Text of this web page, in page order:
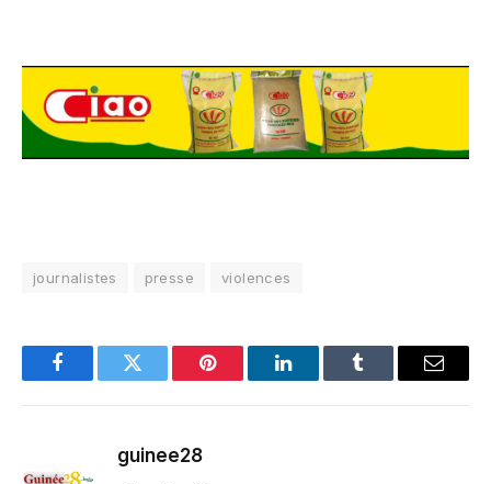
journalistes presse violences
FacebookTwitter Pinterest LinkedInTumblr Email
guinee28